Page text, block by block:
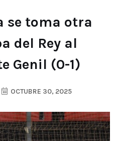
se toma otra
del Rey al
Genil (0-1)
OCTUBRE 30, 2025